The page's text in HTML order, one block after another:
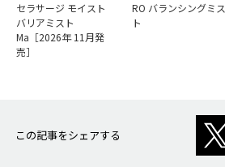
セラサージ モイスト
バリアミスト
Ma［2026年 11月発
売］
RO バランシングミス
ト
この記事をシェアする